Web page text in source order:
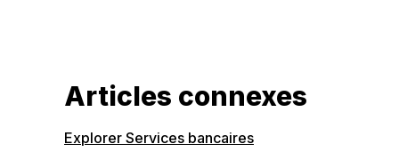
Articles connexes
Explorer Services bancaires